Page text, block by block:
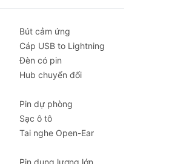
Bút cảm ứng
Cáp USB to Lightning
Đèn có pin
Hub chuyển đổi
Pin dự phòng
Sạc ô tô
Tai nghe Open-Ear
Pin dung lượng lớn